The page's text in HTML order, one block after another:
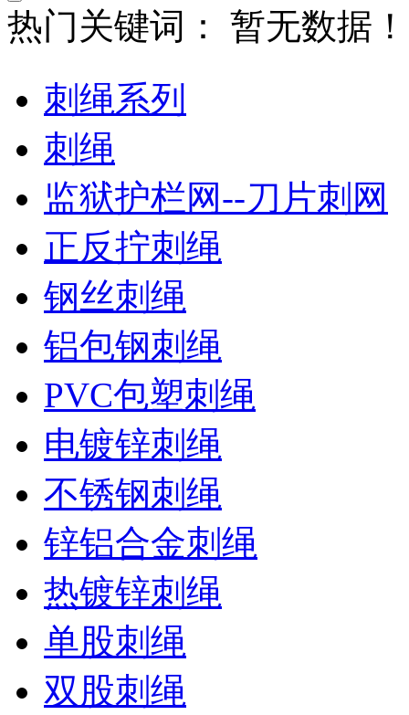
热门关键词：
暂无数据！
刺绳系列
刺绳
监狱护栏网--刀片刺网
正反拧刺绳
钢丝刺绳
铝包钢刺绳
PVC包塑刺绳
电镀锌刺绳
不锈钢刺绳
锌铝合金刺绳
热镀锌刺绳
单股刺绳
双股刺绳